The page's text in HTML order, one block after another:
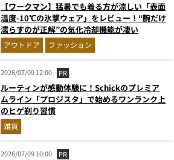
【ワークマン】猛暑でも着る方が涼しい「表面
温度-10℃の氷撃ウェア」をレビュー！“腕だけ
濡らすのが正解”の気化冷却機能が凄い
アウトドア ファッション
2026/07/09 12:00 PR
ルーティンが感動体験に！Schickのプレミア
ムライン「プロジスタ」で始めるワンランク上
のヒゲ剃り習慣
雑貨
2026/07/09 10:00 PR